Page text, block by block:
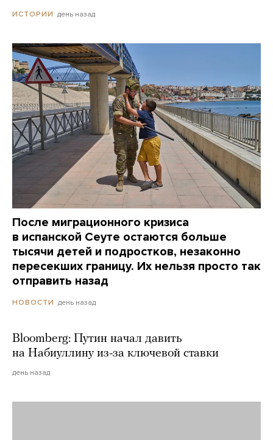
ИСТОРИИ день назад
После миграционного кризиса
в испанской Сеуте остаются больше
тысячи детей и подростков, незаконно
пересекших границу. Их нельзя просто так
отправить назад
НОВОСТИ день назад
Bloomberg: Путин начал давить
на Набиуллину из-за ключевой ставки
день назад